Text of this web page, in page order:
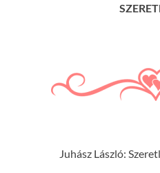
Juhász László: